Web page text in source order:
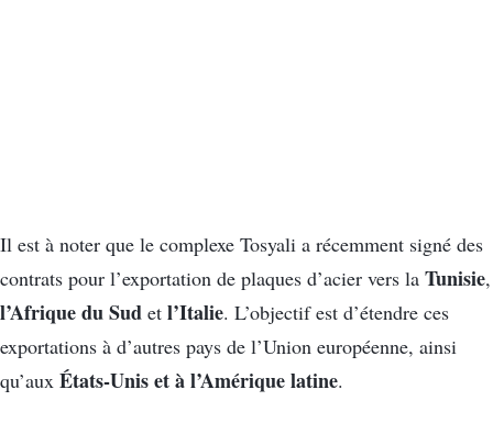
Il est à noter que le complexe Tosyali a récemment signé des
contrats pour l’exportation de plaques d’acier vers la Tunisie,
l’Afrique du Sud et l’Italie. L’objectif est d’étendre ces
exportations à d’autres pays de l’Union européenne, ainsi
qu’aux États-Unis et à l’Amérique latine.